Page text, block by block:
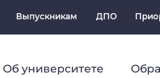
Выпускникам ДПО
Об университете